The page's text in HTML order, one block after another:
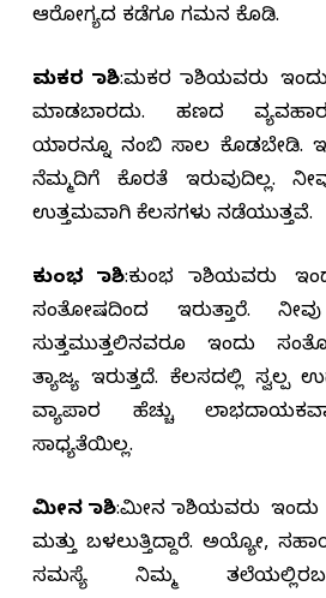
ಆರೋಗ್ಯದ ಕಡೆಗೂ ಗಮನ ಕೊಡಿ.
ಮಕರ ರಾಶಿ:ಮಕರ ರಾಶಿಯವರು
ಮಾಡಬಾರದು. ಹಣದ
ಯಾರನ್ನೂ ನಂಬಿ ಸಾಲ ಕೊಡಬೇಡಿ.
ನೆಮ್ಮದಿಗೆ ಕೊರತೆ ಇರುವುದಿಲ್ಲ.
ಉತ್ತಮವಾಗಿ ಕೆಲಸಗಳು ನಡೆಯುತ್ತವೆ.
ಕುಂಭ ರಾಶಿ:ಕುಂಭ ರಾಶಿಯವರು
ಸಂತೋಷದಿಂದ ಇರುತ್ತಾರೆ.
ಸುತ್ತಮುತ್ತಲಿನವರೂ ಇಂದು
ತ್ಯಾಜ್ಯ ಇರುತ್ತದೆ. ಕೆಲಸದಲ್ಲಿ ಸ್ವಲ್ಪ
ವ್ಯಾಪಾರ ಹೆಚ್ಚು
ಸಾಧ್ಯತೆಯಿಲ್ಲ.
ಮೀನ ರಾಶಿ:ಮೀನ ರಾಶಿಯವರು
ಮತ್ತು ಬಳಲುತ್ತಿದ್ದಾರೆ. ಅಯ್ಯೋ,
ಸಮಸ್ಯೆ ನಿಮ್ಮ